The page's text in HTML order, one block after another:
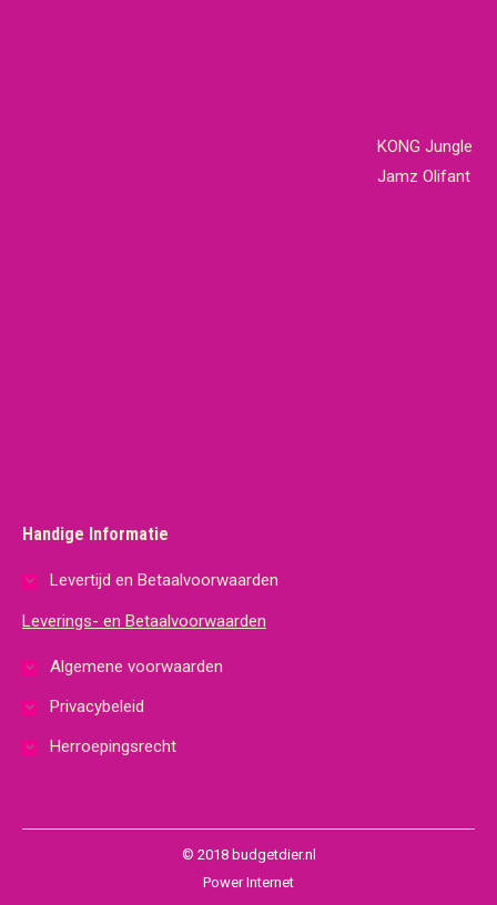
KONG Jungle
Jamz Olifant
Handige Informatie
Levertijd en Betaalvoorwaarden
Leverings- en Betaalvoorwaarden
Algemene voorwaarden
Privacybeleid
Herroepingsrecht
© 2018 budgetdier.nl
Power Internet